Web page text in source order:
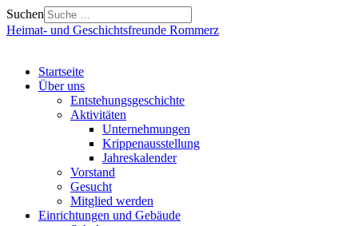
Suchen
Heimat- und Geschichtsfreunde Rommerz
Startseite
Über uns
Entstehungsgeschichte
Aktivitäten
Unternehmungen
Krippenausstellung
Jahreskalender
Vorstand
Gesucht
Mitglied werden
Einrichtungen und Gebäude